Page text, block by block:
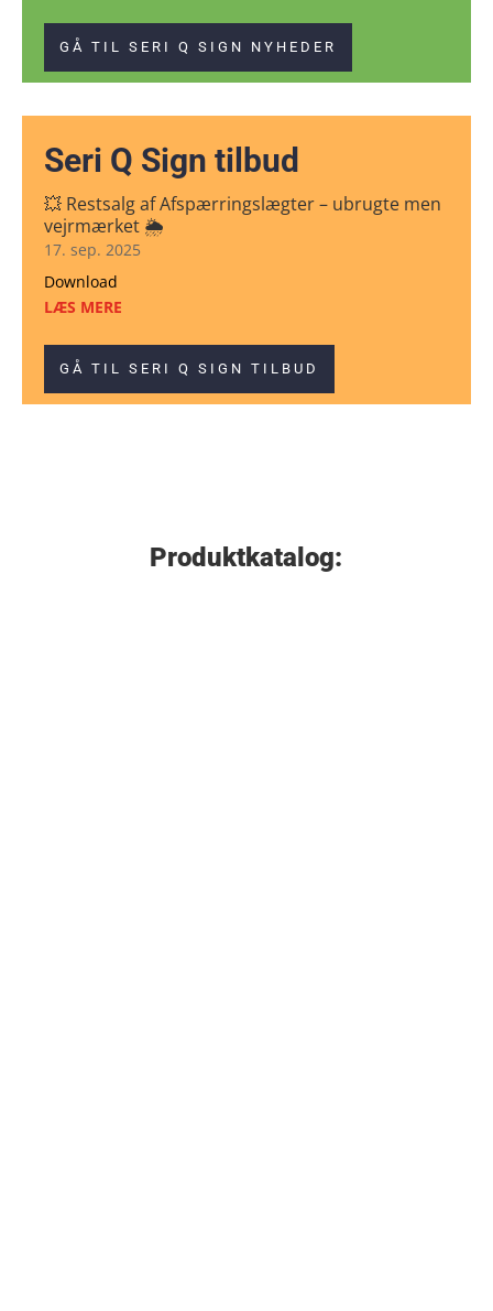
GÅ TIL SERI Q SIGN NYHEDER
Seri Q Sign tilbud
💥 Restsalg af Afspærringslægter – ubrugte men
vejrmærket 🌦
17. sep. 2025
Download
LÆS MERE
GÅ TIL SERI Q SIGN TILBUD
Produktkatalog: